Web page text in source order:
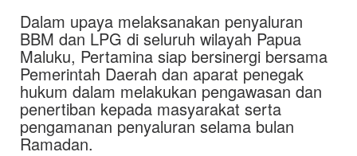
Dalam upaya melaksanakan penyaluran
BBM dan LPG di seluruh wilayah Papua
Maluku, Pertamina siap bersinergi bersama
Pemerintah Daerah dan aparat penegak
hukum dalam melakukan pengawasan dan
penertiban kepada masyarakat serta
pengamanan penyaluran selama bulan
Ramadan.